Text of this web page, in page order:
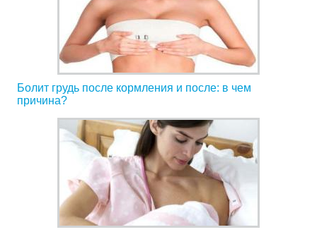
Болит грудь после кормления и после: в чем
причина?